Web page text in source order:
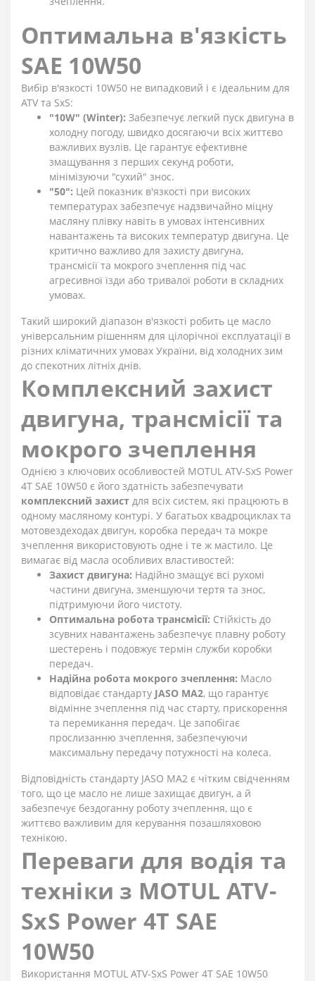
Оптимальна в'язкість
SAE 10W50
Вибір в'язкості 10W50 не випадковий і є ідеальним для
ATV та SxS:
"10W" (Winter): Забезпечує легкий пуск двигуна в
холодну погоду, швидко досягаючи всіх життєво
важливих вузлів. Це гарантує ефективне
змащування з перших секунд роботи,
мінімізуючи "сухий" знос.
"50": Цей показник в'язкості при високих
температурах забезпечує надзвичайно міцну
масляну плівку навіть в умовах інтенсивних
навантажень та високих температур двигуна. Це
критично важливо для захисту двигуна,
трансмісії та мокрого зчеплення під час
агресивної їзди або тривалої роботи в складних
умовах.
Такий широкий діапазон в'язкості робить це масло
універсальним рішенням для цілорічної експлуатації в
різних кліматичних умовах України, від холодних зим
до спекотних літніх днів.
Комплексний захист
двигуна, трансмісії та
мокрого зчеплення
Однією з ключових особливостей MOTUL ATV-SxS Power
4T SAE 10W50 є його здатність забезпечувати
комплексний захист для всіх систем, які працюють в
одному масляному контурі. У багатьох квадроциклах та
мотовездеходах двигун, коробка передач та мокре
зчеплення використовують одне і те ж мастило. Це
вимагає від масла особливих властивостей:
Захист двигуна: Надійно змащує всі рухомі
частини двигуна, зменшуючи тертя та знос,
підтримуючи його чистоту.
Оптимальна робота трансмісії: Стійкість до
зсувних навантажень забезпечує плавну роботу
шестерень і подовжує термін служби коробки
передач.
Надійна робота мокрого зчеплення: Масло
відповідає стандарту JASO MA2, що гарантує
відмінне зчеплення під час старту, прискорення
та перемикання передач. Це запобігає
прослизанню зчеплення, забезпечуючи
максимальну передачу потужності на колеса.
Відповідність стандарту JASO MA2 є чітким свідченням
того, що це масло не лише захищає двигун, а й
забезпечує бездоганну роботу зчеплення, що є
життєво важливим для керування позашляховою
технікою.
Переваги для водія та
техніки з MOTUL ATV-
SxS Power 4T SAE
10W50
Використання MOTUL ATV-SxS Power 4T SAE 10W50